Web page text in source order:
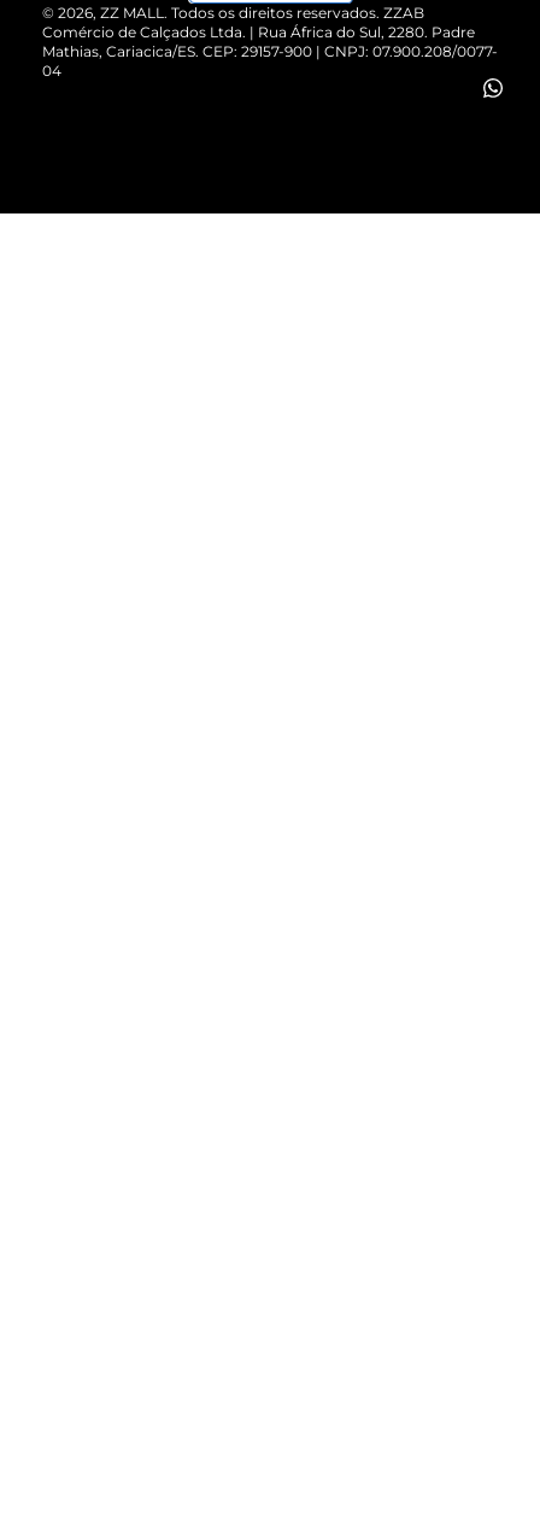
Cartão Presente
Vendas Corporativas
© 2026, ZZ MALL. Todos os direitos reservados. ZZAB
Comércio de Calçados Ltda. | Rua África do Sul, 2280. Padre
Mathias, Cariacica/ES. CEP: 29157-900 | CNPJ: 07.900.208/0077-
04